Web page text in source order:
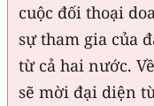
cuộc đối thoại
sự tham gia của
từ cả hai nước.
sẽ mời đại diện